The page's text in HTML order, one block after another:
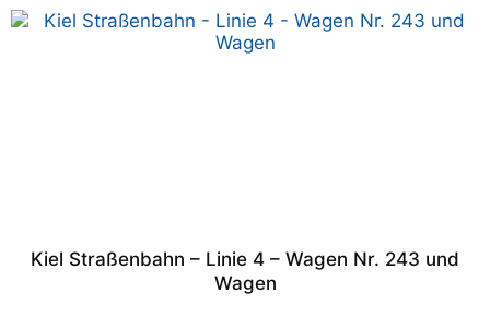
Kiel Straßenbahn – Linie 4 – Wagen Nr. 243 und
Wagen